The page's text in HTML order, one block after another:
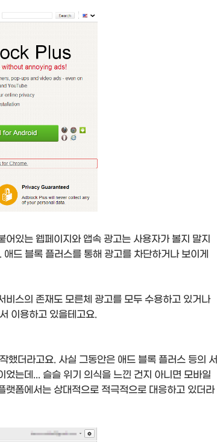
있는 웹페이지와 앱속 광고는 사용자가 볼지 말지
드 블록 플러스를 통해 광고를 차단하거나 보이게
스의 존재도 모른체 광고를 모두 수용하고 있거나
이용하고 있을테고요.
했더라고요. 사실 그동안은 애드 블록 플러스 등의 서
었는데... 슬슬 위기 의식을 느낀 건지 아니면 모바일
폼에서는 상대적으로 적극적으로 대응하고 있더라